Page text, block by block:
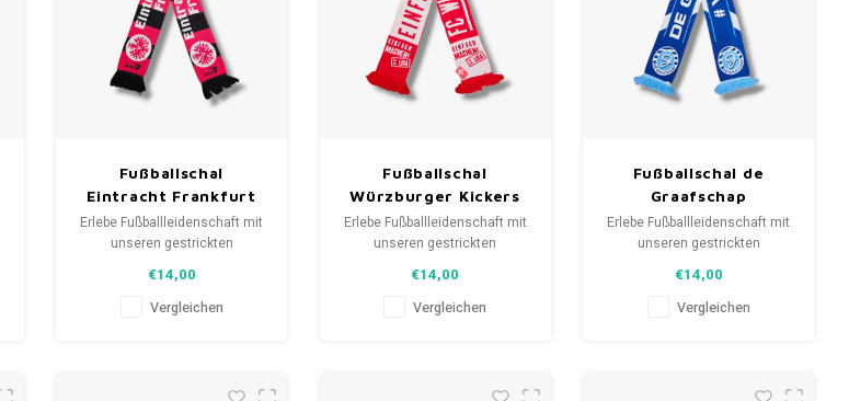
Fußballschal
Eintracht Frankfurt
Erlebe Fußballleidenschaft mit
unseren gestrickten
bis Spielernamen, jedes
erzählt eine Geschichte.
Deine Quelle für einzigartige
€14,00
Vergleichen
Fußballschal
Würzburger Kickers
*BNWT
Erlebe Fußballleidenschaft mit
unseren gestrickten
bis Spielernamen, jedes
erzählt eine Geschichte.
Deine Quelle für einzigartige
€14,00
Vergleichen
Fußballschal de
Graafschap
Erlebe Fußballleidenschaft mit
unseren gestrickten
bis Spielernamen, jedes
erzählt eine Geschichte.
Deine Quelle für einzigartige
€14,00
Vergleichen